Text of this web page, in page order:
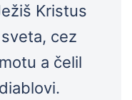
Kristus
cez
a čelil